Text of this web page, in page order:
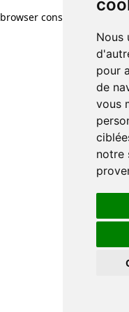
Nous
pour
de
vous
notre
browser console for more